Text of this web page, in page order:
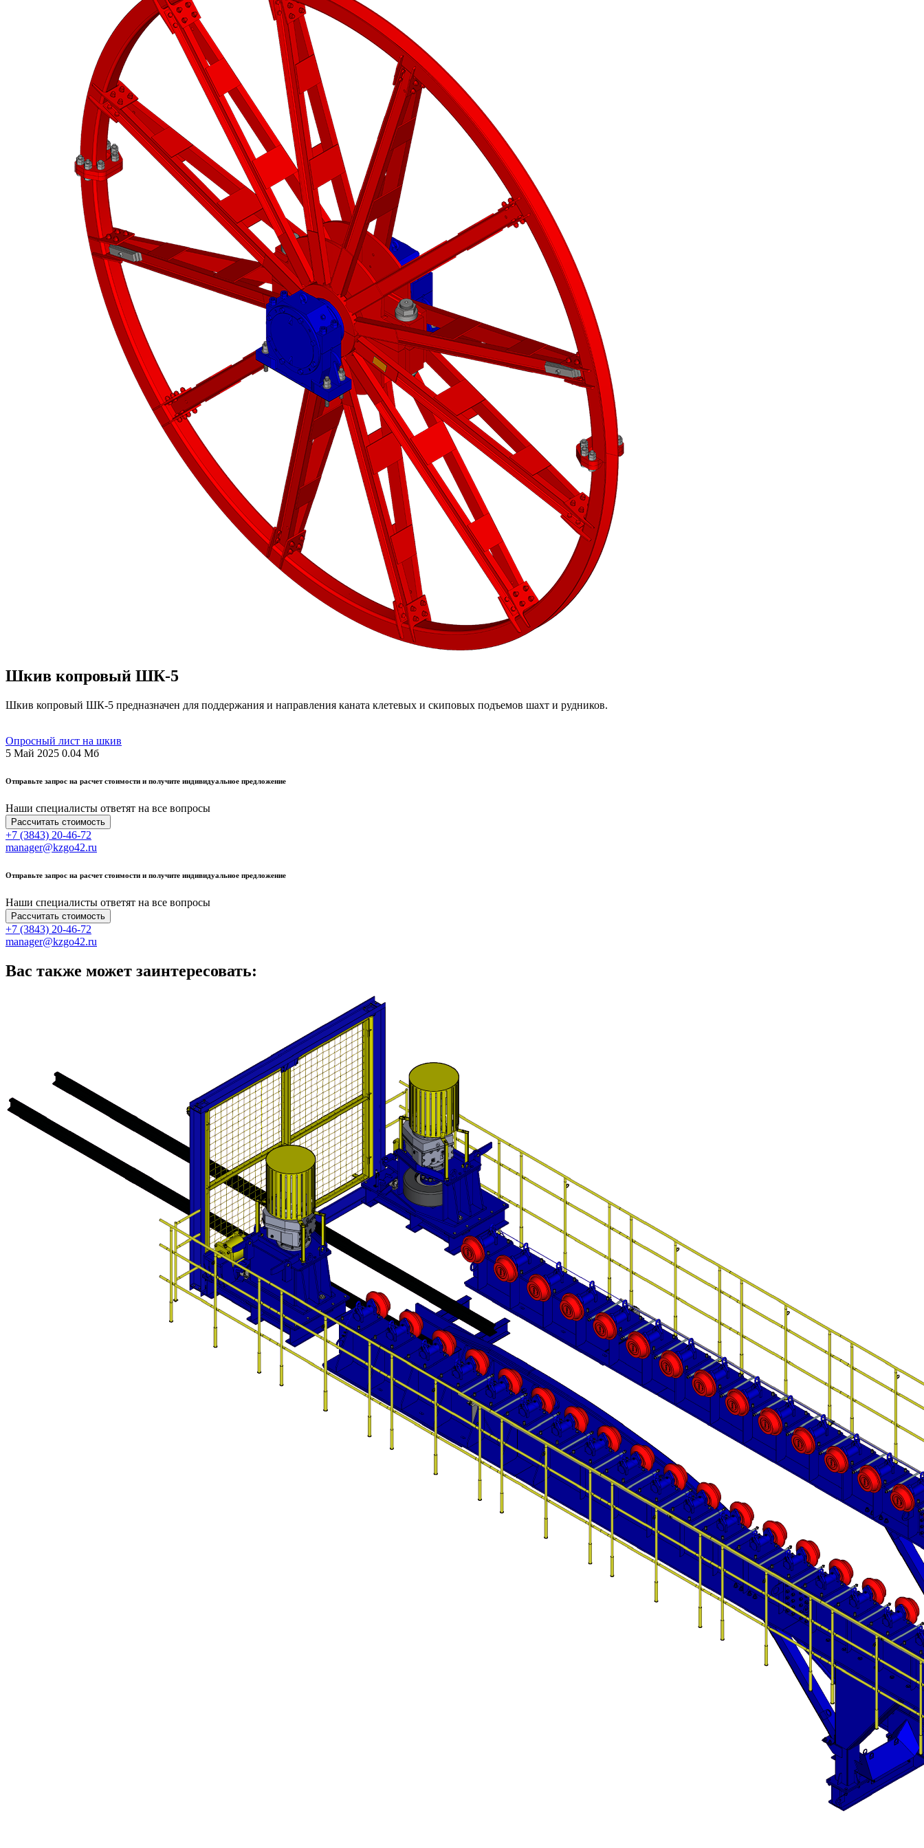
Шкив копровый ШК-5
Шкив копровый ШК-5 предназначен для поддержания и направления каната клетевых и скиповых подъемов шахт и рудников.
Опросный лист на шкив
5 Май 2025 0.04 Мб
Отправьте запрос на расчет стоимости и получите индивидуальное предложение
Наши специалисты ответят на все вопросы
Рассчитать стоимость
+7 (3843) 20-46-72
manager@kzgo42.ru
Отправьте запрос на расчет стоимости и получите индивидуальное предложение
Наши специалисты ответят на все вопросы
Рассчитать стоимость
+7 (3843) 20-46-72
manager@kzgo42.ru
Вас также может заинтересовать: